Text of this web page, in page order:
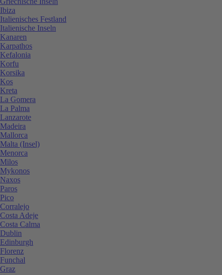
Ibiza
Italienisches Festland
Italienische Inseln
Kanaren
Karpathos
Kefalonia
Korfu
Korsika
Kos
Kreta
La Gomera
La Palma
Lanzarote
Madeira
Mallorca
Malta (Insel)
Menorca
Milos
Mykonos
Naxos
Paros
Pico
Corralejo
Costa Adeje
Costa Calma
Dublin
Edinburgh
Florenz
Funchal
Graz